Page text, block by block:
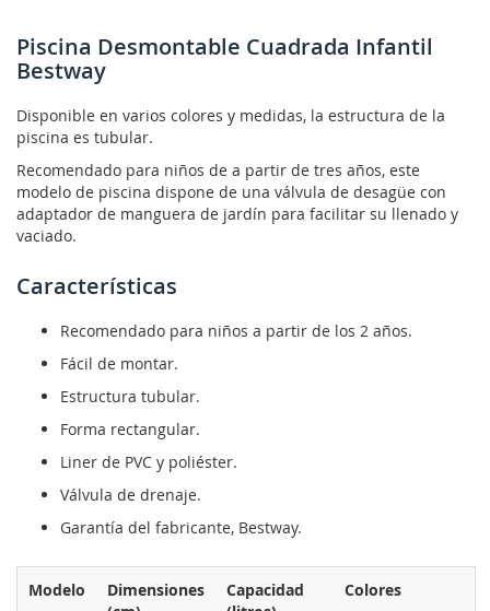
Piscina Desmontable Cuadrada Infantil
Bestway
Disponible en varios colores y medidas, la estructura de la
piscina es tubular.
Recomendado para niños de a partir de tres años, este
modelo de piscina dispone de una válvula de desagüe con
adaptador de manguera de jardín para facilitar su llenado y
vaciado.
Características
Recomendado para niños a partir de los 2 años.
Fácil de montar.
Estructura tubular.
Forma rectangular.
Liner de PVC y poliéster.
Válvula de drenaje.
Garantía del fabricante, Bestway.
Modelo
Dimensiones
Capacidad
Colores